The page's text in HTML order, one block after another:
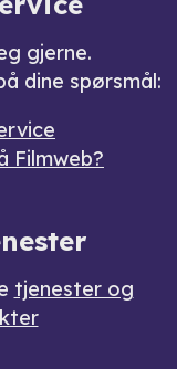
gjerne.
dine spørsmål:
Filmweb?
tjenester og